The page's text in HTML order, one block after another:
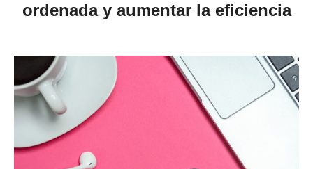
ordenada y aumentar la eficiencia